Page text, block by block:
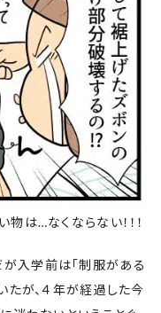
は…なくならない！！！
入学前は「制服がある
たが、４年が経過した今